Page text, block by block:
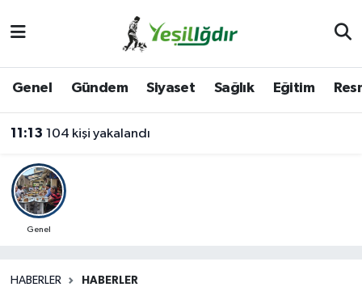
Genel Gündem Siyaset Sağlık Eğitim
11:13 104 kişi yakalandı
Genel
HABERLER HABERLER
İğdir Namaz Vakitleri
Iğdır Trafik Yoğunluk Haritası
Süper Lig Puan Durumu ve Fikstür